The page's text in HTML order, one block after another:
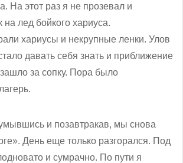
На этот раз я не прозевал и
на лед бойкого хариуса.
хариусы и некрупные ленки. Улов
давать себя знать и приближение
за сопку. Пора было
и позавтракав, мы снова
День еще только разгорался. Под
и сумрачно. По пути я